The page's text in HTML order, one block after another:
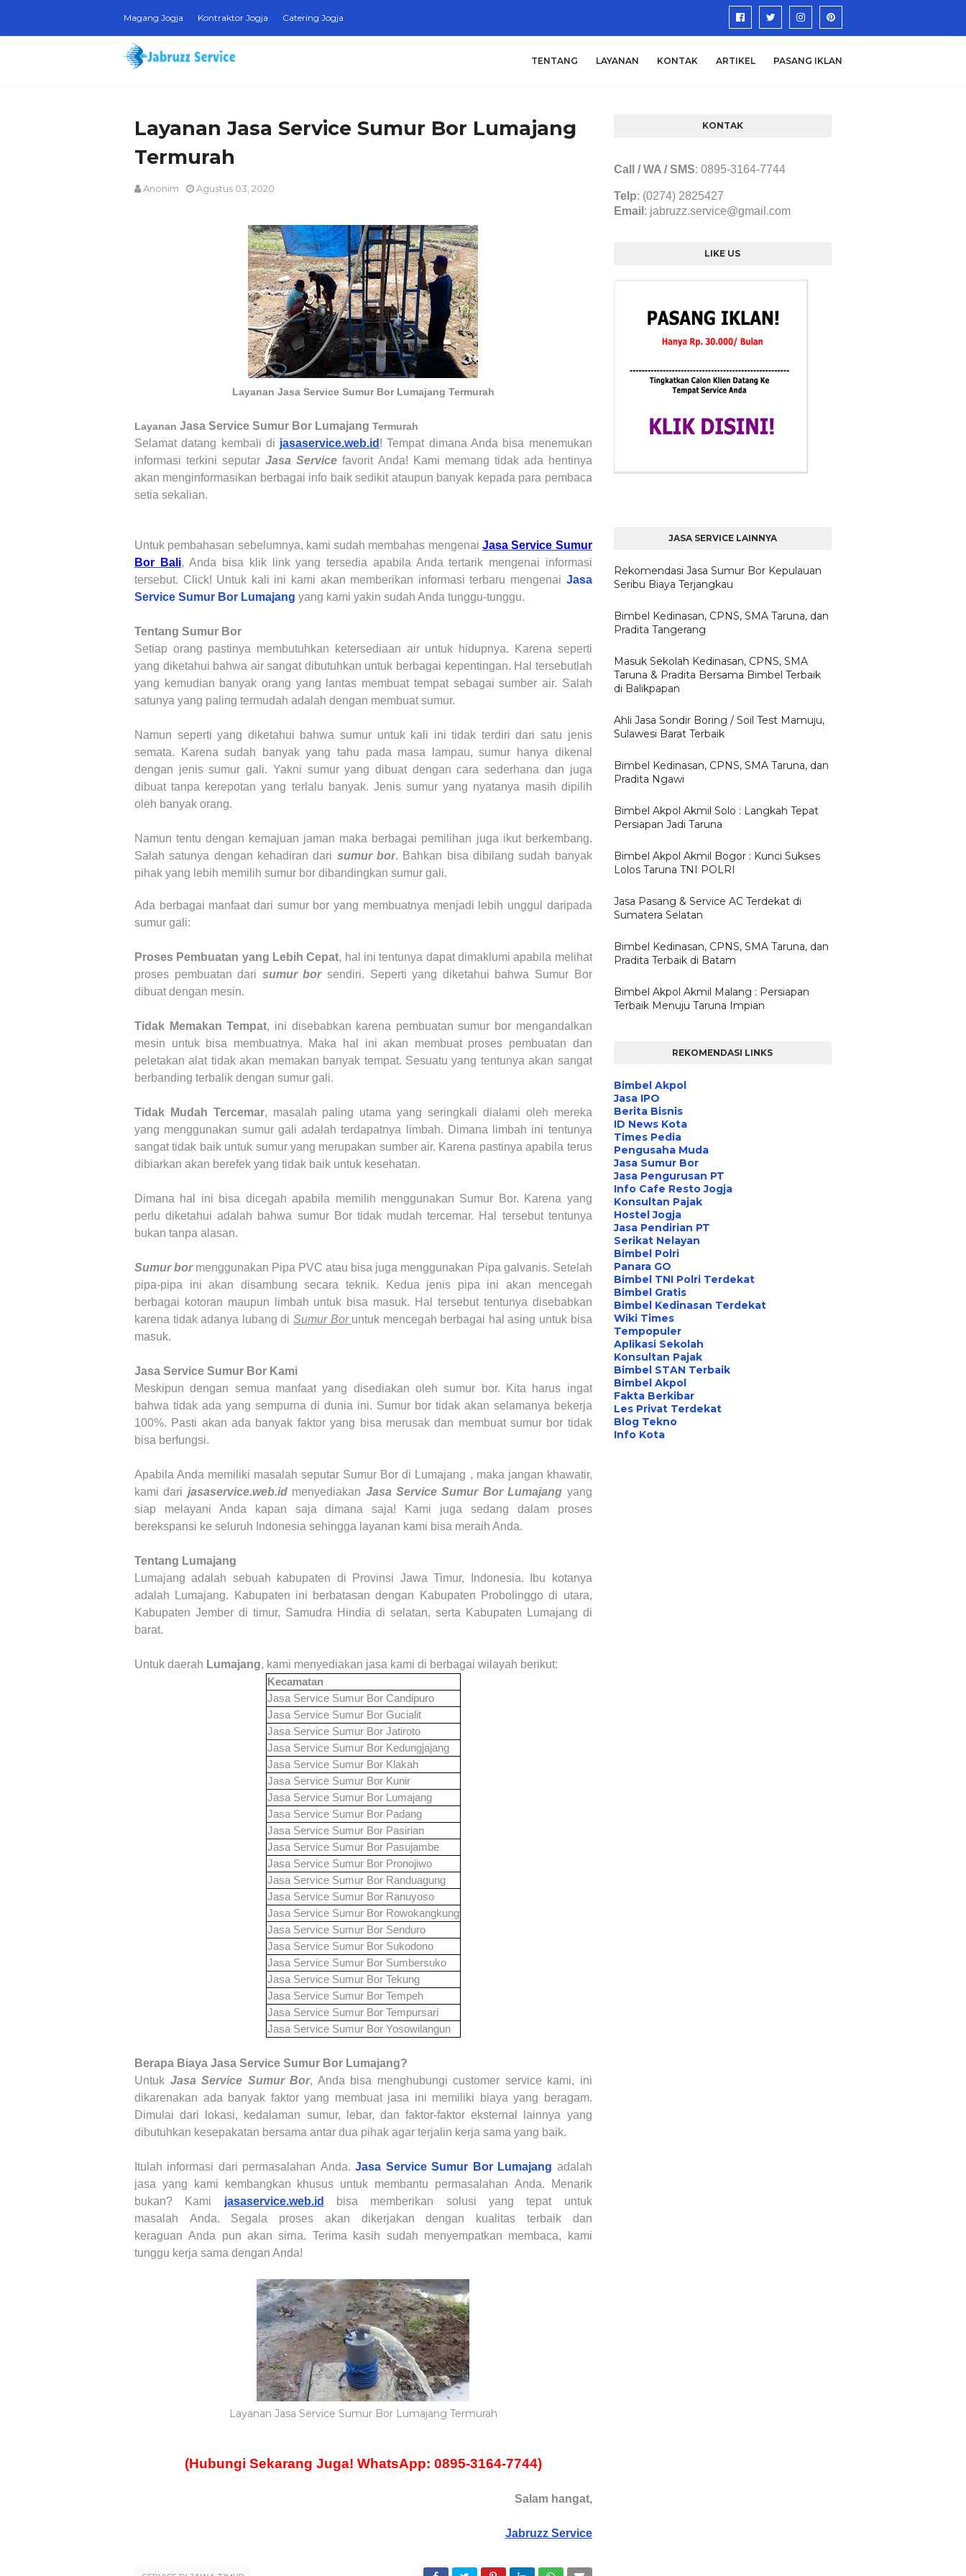
Magang Jogja Kontraktor Jogja Catering Jogja
TENTANG LAYANAN KONTAK ARTIKEL PASANG IKLAN
Layanan Jasa Service Sumur Bor Lumajang
Termurah
Anonim Agustus 03, 2020
Layanan Jasa Service Sumur Bor Lumajang Termurah
Layanan Jasa Service Sumur Bor Lumajang Termurah
Selamat datang kembali di jasaservice.web.id ! Tempat dimana Anda bisa menemukan
informasi terkini seputar Jasa Servicefavorit Anda! Kami memang tidak ada hentinya
akan menginformasikan berbagai info baik sedikit ataupun banyak kepada para pembaca
setia sekalian.
Untuk pembahasan sebelumnya, kami sudah membahas mengenaiJasa Service Sumur
Bor Bali, Anda bisa klik link yang tersedia apabila Anda tertarik mengenai informasi
tersebut. Click! Untuk kali ini kami akan memberikan informasi terbaru mengenai Jasa
Service Sumur Bor Lumajang yang kami yakin sudah Anda tunggu-tunggu.
Tentang Sumur Bor
Setiap orang pastinya membutuhkan ketersediaan air untuk hidupnya. Karena seperti
yang diketahui bahwa air sangat dibutuhkan untuk berbagai kepentingan. Hal tersebutlah
yang kemudian banyak orang yang lantas membuat tempat sebagai sumber air. Salah
satunya yang paling termudah adalah dengan membuat sumur.
Namun seperti yang diketahui bahwa sumur untuk kali ini tidak terdiri dari satu jenis
semata. Karena sudah banyak yang tahu pada masa lampau, sumur hanya dikenal
dengan jenis sumur gali. Yakni sumur yang dibuat dengan cara sederhana dan juga
dibuat tanpa kerepotan yang terlalu banyak. Jenis sumur yang nyatanya masih dipilih
oleh banyak orang.
Namun tentu dengan kemajuan jaman maka berbagai pemilihan juga ikut berkembang.
Salah satunya dengan kehadiran dari sumur bor. Bahkan bisa dibilang sudah banyak
pihak yang lebih memilih sumur bor dibandingkan sumur gali.
Ada berbagai manfaat dari sumur bor yang membuatnya menjadi lebih unggul daripada
sumur gali:
Proses Pembuatan yang Lebih Cepat, hal ini tentunya dapat dimaklumi apabila melihat
proses pembuatan dari sumur borsendiri. Seperti yang diketahui bahwa Sumur Bor
dibuat dengan mesin.
Tidak Memakan Tempat, ini disebabkan karena pembuatan sumur bor mengandalkan
mesin untuk bisa membuatnya. Maka hal ini akan membuat proses pembuatan dan
peletakan alat tidak akan memakan banyak tempat. Sesuatu yang tentunya akan sangat
berbanding terbalik dengan sumur gali.
Tidak Mudah Tercemar, masalah paling utama yang seringkali dialami oleh mereka
yang menggunakan sumur gali adalah terdapatnya limbah. Dimana limbah ini tentunya
sangat tidak baik untuk sumur yang merupakan sumber air. Karena pastinya apabila terus
dibiarkan akan berefek yang tidak baik untuk kesehatan.
Dimana hal ini bisa dicegah apabila memilih menggunakan Sumur Bor. Karena yang
perlu diketahui adalah bahwa sumur Bor tidak mudah tercemar. Hal tersebut tentunya
bukan tanpa alasan.
Sumur bor menggunakan Pipa PVC atau bisa juga menggunakan Pipa galvanis. Setelah
pipa-pipa ini akan disambung secara teknik. Kedua jenis pipa ini akan mencegah
berbagai kotoran maupun limbah untuk bisa masuk. Hal tersebut tentunya disebabkan
karena tidak adanya lubang di Sumur Bor untuk mencegah berbagai hal asing untuk bisa
masuk.
Jasa Service Sumur Bor Kami
Meskipun dengan semua manfaat yang disediakan oleh sumur bor. Kita harus ingat
bahwa tidak ada yang sempurna di dunia ini. Sumur bor tidak akan selamanya bekerja
100%. Pasti akan ada banyak faktor yang bisa merusak dan membuat sumur bor tidak
bisa berfungsi.
Apabila Anda memiliki masalah seputar Sumur Bor di Lumajang , maka jangan khawatir,
kami dari jasaservice.web.idmenyediakan Jasa Service Sumur BorLumajang yang
siap melayani Anda kapan saja dimana saja! Kami juga sedang dalam proses
berekspansi ke seluruh Indonesia sehingga layanan kami bisa meraih Anda.
Tentang Lumajang
Lumajang adalah sebuah kabupaten di Provinsi Jawa Timur, Indonesia. Ibu kotanya
adalah Lumajang. Kabupaten ini berbatasan dengan Kabupaten Probolinggo di utara,
Kabupaten Jember di timur, Samudra Hindia di selatan, serta Kabupaten Lumajang di
barat.
Untuk daerah Lumajang, kami menyediakan jasa kami di berbagai wilayah berikut:
Kecamatan
Jasa Service Sumur Bor Candipuro
Jasa Service Sumur Bor Gucialit
Jasa Service Sumur Bor Jatiroto
Jasa Service Sumur Bor Kedungjajang
Jasa Service Sumur Bor Klakah
Jasa Service Sumur Bor Kunir
Jasa Service Sumur Bor
Lumajang
Jasa Service Sumur Bor Padang
Jasa Service Sumur Bor Pasirian
Jasa Service Sumur Bor Pasujambe
Jasa Service Sumur Bor Pronojiwo
Jasa Service Sumur Bor Randuagung
Jasa Service Sumur Bor Ranuyoso
Jasa Service Sumur Bor Rowokangkung
Jasa Service Sumur Bor Senduro
Jasa Service Sumur Bor Sukodono
Jasa Service Sumur Bor Sumbersuko
Jasa Service Sumur Bor Tekung
Jasa Service Sumur Bor Tempeh
Jasa Service Sumur Bor Tempursari
Jasa Service Sumur Bor Yosowilangun
Berapa Biaya Jasa Service Sumur Bor Lumajang?
Untuk Jasa Service Sumur Bor, Anda bisa menghubungi customer service kami, ini
dikarenakan ada banyak faktor yang membuat jasa ini memiliki biaya yang beragam.
Dimulai dari lokasi, kedalaman sumur, lebar, dan faktor-faktor eksternal lainnya yang
dibutuhkan kesepakatan bersama antar dua pihak agar terjalin kerja sama yang baik.
Itulah informasi dari permasalahan Anda.Jasa Service Sumur BorLumajang adalah
jasa yang kami kembangkan khusus untuk membantu permasalahan Anda. Menarik
bukan? Kami jasaservice.web.id
bisa memberikan solusi yang tepat untuk
masalah Anda. Segala proses akan dikerjakandengan kualitas terbaik dan
keraguanAnda pun akan sirna. Terima kasih sudah menyempatkan membaca, kami
tunggu kerja sama dengan Anda!
Layanan Jasa Service Sumur Bor Lumajang Termurah
(Hubungi Sekarang Juga! WhatsApp: 0895-3164-7744)
Salam hangat,
Jabruzz Service
KONTAK
Call / WA / SMS: 0895-3164-7744
Telp: (0274) 2825427
Email : jabruzz.service@gmail.com
LIKE US
JASA SERVICE LAINNYA
Rekomendasi Jasa Sumur Bor Kepulauan
Seribu Biaya Terjangkau
Bimbel Kedinasan, CPNS, SMA Taruna, dan
Pradita Tangerang
Masuk Sekolah Kedinasan, CPNS, SMA
Taruna & Pradita Bersama Bimbel Terbaik
di Balikpapan
Ahli Jasa Sondir Boring / Soil Test Mamuju,
Sulawesi Barat Terbaik
Bimbel Kedinasan, CPNS, SMA Taruna, dan
Pradita Ngawi
Bimbel Akpol Akmil Solo : Langkah Tepat
Persiapan Jadi Taruna
Bimbel Akpol Akmil Bogor : Kunci Sukses
Lolos Taruna TNI POLRI
Jasa Pasang & Service AC Terdekat di
Sumatera Selatan
Bimbel Kedinasan, CPNS, SMA Taruna, dan
Pradita Terbaik di Batam
Bimbel Akpol Akmil Malang : Persiapan
Terbaik Menuju Taruna Impian
REKOMENDASI LINKS
Bimbel Akpol
Jasa IPO
Berita Bisnis
ID News Kota
Times Pedia
Pengusaha Muda
Jasa Sumur Bor
Jasa Pengurusan PT
Info Cafe Resto Jogja
Konsultan Pajak
Hostel Jogja
Jasa Pendirian PT
Serikat Nelayan
Bimbel Polri
Panara GO
Bimbel TNI Polri Terdekat
Bimbel Gratis
Bimbel Kedinasan Terdekat
Wiki Times
Tempopuler
Aplikasi Sekolah
Konsultan Pajak
Bimbel STAN Terbaik
Bimbel Akpol
Fakta Berkibar
Les Privat Terdekat
Blog Tekno
Info Kota